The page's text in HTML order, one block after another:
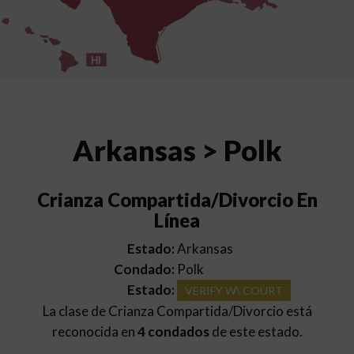
HI
Arkansas > Polk
Crianza Compartida/Divorcio En
Línea
Estado:Arkansas
Condado: Polk
Estado:
VERIFY W\ COURT
La clase de Crianza Compartida/Divorcio está
reconocida en4 condadosde este estado.